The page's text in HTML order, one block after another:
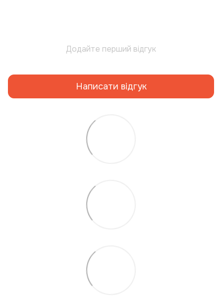
Додайте перший відгук
Написати відгук